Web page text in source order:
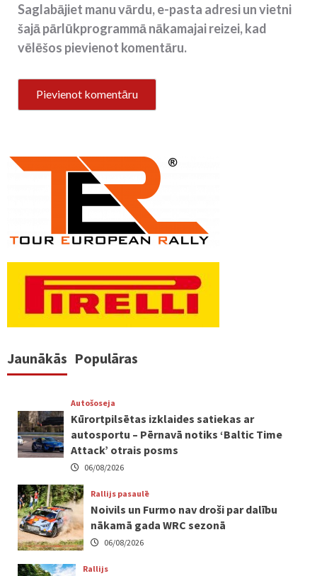
Saglabājiet manu vārdu, e-pasta adresi un vietni
šajā pārlūkprogrammā nākamajai reizei, kad
vēlēšos pievienot komentāru.
Jaunākās Populāras
Autošoseja
Kūrortpilsētas izklaides satiekas ar
autosportu – Pērnavā notiks ‘Baltic Time
Attack’ otrais posms
06/08/2026
Rallijs pasaulē
Noivils un Furmo nav droši par dalību
nākamā gada WRC sezonā
06/08/2026
Rallijs